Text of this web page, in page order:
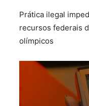
Prática ilegal
recursos federais
olímpicos